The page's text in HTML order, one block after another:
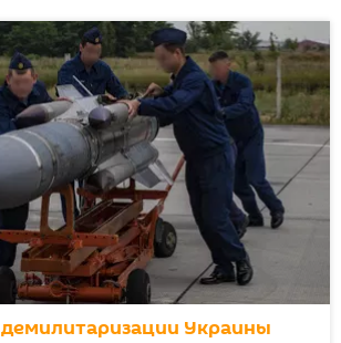
Украины